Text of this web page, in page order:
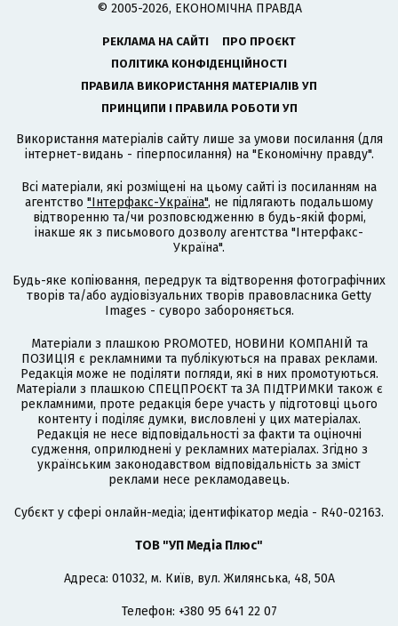
© 2005-2026, ЕКОНОМІЧНА ПРАВДА
РЕКЛАМА НА САЙТІ
ПРО ПРОЄКТ
ПОЛІТИКА КОНФІДЕНЦІЙНОСТІ
ПРАВИЛА ВИКОРИСТАННЯ МАТЕРІАЛІВ УП
ПРИНЦИПИ І ПРАВИЛА РОБОТИ УП
Використання матеріалів сайту лише за умови посилання (для
інтернет-видань - гіперпосилання) на "Економічну правду".
Всі матеріали, які розміщені на цьому сайті із посиланням на
агентство "Інтерфакс-Україна", не підлягають подальшому
відтворенню та/чи розповсюдженню в будь-якій формі,
інакше як з письмового дозволу агентства "Інтерфакс-
Україна".
Будь-яке копіювання, передрук та відтворення фотографічних
творів та/або аудіовізуальних творів правовласника Getty
Images - суворо забороняється.
Матеріали з плашкою PROMOTED, НОВИНИ КОМПАНІЙ та
ПОЗИЦІЯ є рекламними та публікуються на правах реклами.
Редакція може не поділяти погляди, які в них промотуються.
Матеріали з плашкою СПЕЦПРОЄКТ та ЗА ПІДТРИМКИ також є
рекламними, проте редакція бере участь у підготовці цього
контенту і поділяє думки, висловлені у цих матеріалах.
Редакція не несе відповідальності за факти та оціночні
судження, оприлюднені у рекламних матеріалах. Згідно з
українським законодавством відповідальність за зміст
реклами несе рекламодавець.
Cубєкт у сфері онлайн-медіа; ідентифікатор медіа - R40-02163.
ТОВ "УП Медіа Плюс"
Адреса: 01032, м. Київ, вул. Жилянська, 48, 50А
Телефон: +380 95 641 22 07